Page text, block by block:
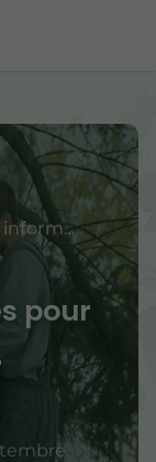
Des contenus pensés pour vous informer, vous inspirer, vous guider
pour